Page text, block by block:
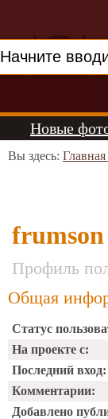
Новые
Вы здесь:
frumson
Профиль
Общая
Статус
На проекте с:
Последний вход:
Комментарии:
Добавлено